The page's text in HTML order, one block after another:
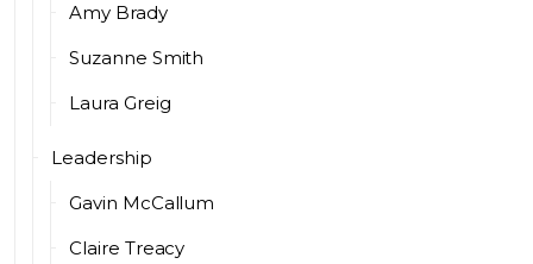
Amy Brady
Suzanne Smith
Laura Greig
Leadership
Gavin McCallum
Claire Treacy